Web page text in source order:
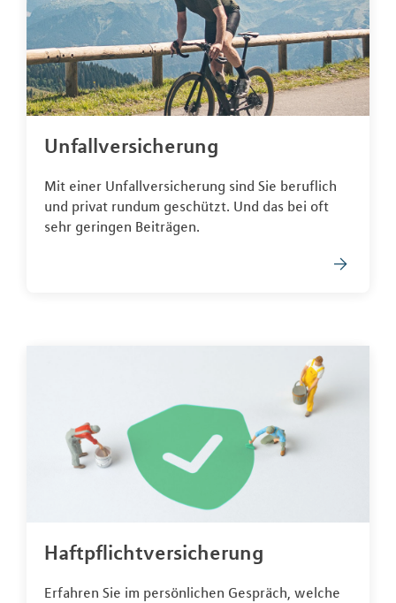
Unfallversicherung
Mit einer Unfallversicherung sind Sie beruflich
und privat rundum geschützt. Und das bei oft
sehr geringen Beiträgen.
Haftpflichtversicherung
Erfahren Sie im persönlichen Gespräch, welche